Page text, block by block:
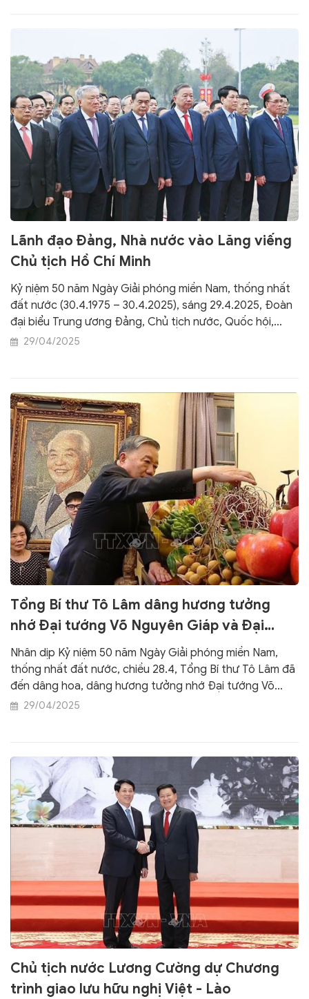
Lãnh đạo Đảng, Nhà nước vào Lăng viếng
Chủ tịch Hồ Chí Minh
Kỷ niệm 50 năm Ngày Giải phóng miền Nam, thống nhất
đất nước (30.4.1975 – 30.4.2025), sáng 29.4.2025, Đoàn
đại biểu Trung ương Đảng, Chủ tịch nước, Quốc hội,
Chính phủ, Ủy ban Trung ương Mặt trận Tổ quốc Việt
29/04/2025
Tổng Bí thư Tô Lâm dâng hương tưởng
nhớ Đại tướng Võ Nguyên Giáp và Đại
tướng Văn Tiến Dũng
Nhân dịp Kỷ niệm 50 năm Ngày Giải phóng miền Nam,
thống nhất đất nước, chiều 28.4, Tổng Bí thư Tô Lâm đã
đến dâng hoa, dâng hương tưởng nhớ Đại tướng Võ
Nguyên Giáp tại nhà riêng và dâng hoa, dâng hương
29/04/2025
Chủ tịch nước Lương Cường dự Chương
trình giao lưu hữu nghị Việt - Lào